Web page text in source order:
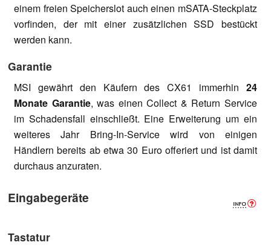
einem freien Speicherslot auch einen mSATA-Steckplatz
vorfinden, der mit einer zusätzlichen SSD bestückt
werden kann.
Garantie
MSI gewährt den Käufern des CX61 immerhin 24
Monate Garantie, was einen Collect & Return Service
im Schadensfall einschließt. Eine Erweiterung um ein
weiteres Jahr Bring-In-Service wird von einigen
Händlern bereits ab etwa 30 Euro offeriert und ist damit
durchaus anzuraten.
Eingabegeräte
Tastatur